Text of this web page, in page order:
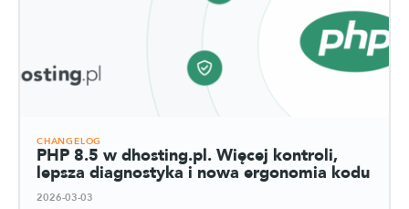
CHANGELOG
PHP 8.5 w dhosting.pl. Więcej kontroli,
lepsza diagnostyka i nowa ergonomia kodu
2026-03-03